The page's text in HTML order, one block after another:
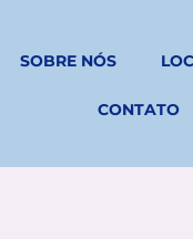
SOBRE NÓS
CONTATO